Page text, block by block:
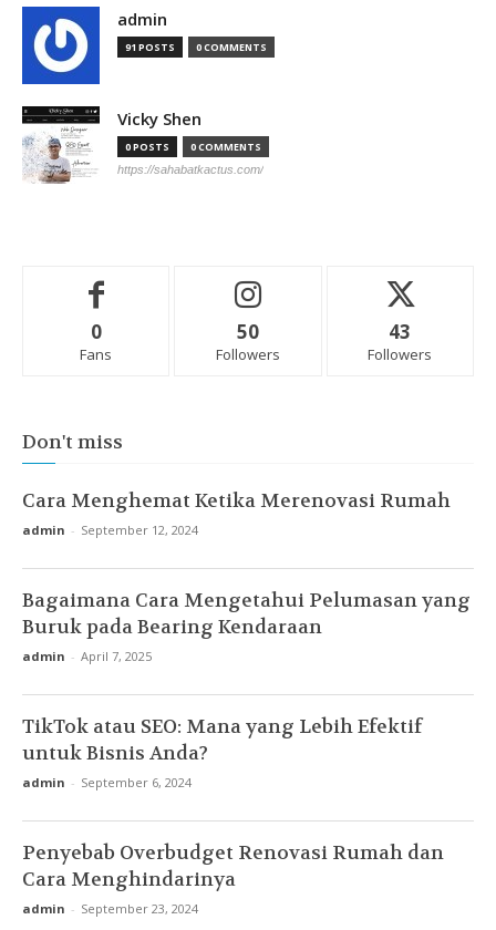
admin
91 POSTS 0 COMMENTS
Vicky Shen
0 POSTS 0 COMMENTS
https://sahabatkactus.com/
0
Fans
50
Followers
43
Followers
Don't miss
Cara Menghemat Ketika Merenovasi Rumah
admin - September 12, 2024
Bagaimana Cara Mengetahui Pelumasan yang
Buruk pada Bearing Kendaraan
admin - April 7, 2025
TikTok atau SEO: Mana yang Lebih Efektif
untuk Bisnis Anda?
admin - September 6, 2024
Penyebab Overbudget Renovasi Rumah dan
Cara Menghindarinya
admin - September 23, 2024